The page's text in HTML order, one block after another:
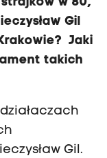
Gil
Jaki
takich
Gil.